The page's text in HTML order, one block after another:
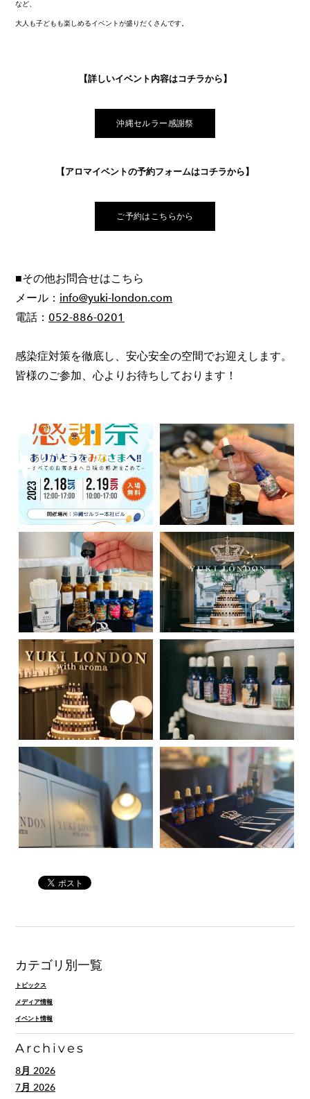
など、
大人も子どもも楽しめるイベントが盛りだくさんです。
【詳しいイベント内容はコチラから】
沖縄セルラー感謝祭
【アロマイベントの予約フォームはコチラから】
ご予約はこちらから
■その他お問合せはこちら
メール： info@yuki-london.com
電話： 052-886-0201
感染症対策を徹底し、安心安全の空間でお迎えします。
皆様のご参加、心よりお待ちしております！
カテゴリ別一覧
トピックス
メディア情報
イベント情報
Archives
8月 2026
7月 2026